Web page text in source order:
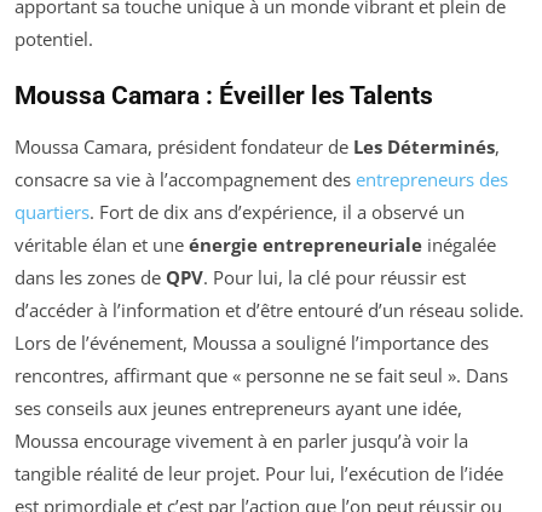
apportant sa touche unique à un monde vibrant et plein de
potentiel.
Moussa Camara : Éveiller les Talents
Moussa Camara, président fondateur de Les Déterminés,
consacre sa vie à l’accompagnement des entrepreneurs des
quartiers. Fort de dix ans d’expérience, il a observé un
véritable élan et une énergie entrepreneuriale inégalée
dans les zones de QPV. Pour lui, la clé pour réussir est
d’accéder à l’information et d’être entouré d’un réseau solide.
Lors de l’événement, Moussa a souligné l’importance des
rencontres, affirmant que « personne ne se fait seul ». Dans
ses conseils aux jeunes entrepreneurs ayant une idée,
Moussa encourage vivement à en parler jusqu’à voir la
tangible réalité de leur projet. Pour lui, l’exécution de l’idée
est primordiale et c’est par l’action que l’on peut réussir ou